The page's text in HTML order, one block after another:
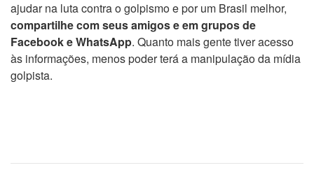
ajudar na luta contra o golpismo e por um Brasil melhor,
compartilhe com seus amigos e em grupos de
Facebook e WhatsApp. Quanto mais gente tiver acesso
às informações, menos poder terá a manipulação da mídia
golpista.